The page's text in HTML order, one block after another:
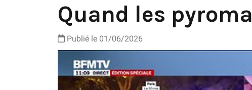
Quand les
Publié le 01/06/2026